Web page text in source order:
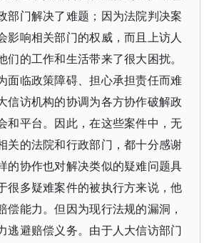
部门解决了难题；因为法院判决案
影响相关部门的权威，而且上访人
们的工作和生活带来了很大困扰。
面临政策障碍、担心承担责任而难
信访机构的协调为各方协作破解政
和平台。因此，在这些案件中，无
关的法院和行政部门，都十分感谢
的协作也对解决类似的疑难问题具
很多疑难案件的被执行方来说，他
偿能力。但因为现行法规的漏洞，
逃避赔偿义务。由于人大信访部门